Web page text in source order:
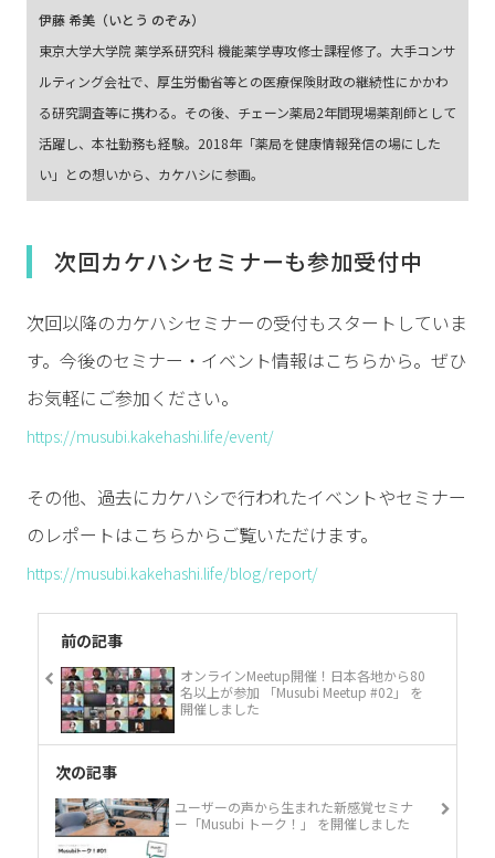
伊藤 希美（いとう のぞみ）
東京大学大学院 薬学系研究科 機能薬学専攻修士課程修了。大手コンサ
ルティング会社で、厚生労働省等との医療保険財政の継続性にかかわ
る研究調査等に携わる。その後、チェーン薬局2年間現場薬剤師として
活躍し、本社勤務も経験。2018年「薬局を健康情報発信の場にした
い」との想いから、カケハシに参画。
次回カケハシセミナーも参加受付中
次回以降のカケハシセミナーの受付もスタートしていま
す。今後のセミナー・イベント情報はこちらから。ぜひ
お気軽にご参加ください。
https://musubi.kakehashi.life/event/
その他、過去にカケハシで行われたイベントやセミナー
のレポートはこちらからご覧いただけます。
https://musubi.kakehashi.life/blog/report/
前の記事
オンラインMeetup開催！日本各地から80
名以上が参加 「Musubi Meetup #02」 を
開催しました
次の記事
ユーザーの声から生まれた新感覚セミナ
ー「Musubi トーク！」 を開催しました